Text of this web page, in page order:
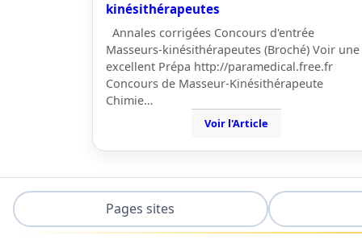
kinésithérapeutes
Annales corrigées Concours d'entrée
Masseurs-kinésithérapeutes (Broché) Voir une
excellent Prépa http://paramedical.free.fr
Concours de Masseur-Kinésithérapeute
Chimie…
Voir l'Article
Pages sites